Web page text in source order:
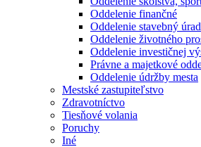
Oddelenie finančné
Oddelenie stavebný úrad
Oddelenie životného
Oddelenie investičnej
Právne a majetkové
Oddelenie údržby mesta
Mestské zastupiteľstvo
Zdravotníctvo
Tiesňové volania
Poruchy
Iné